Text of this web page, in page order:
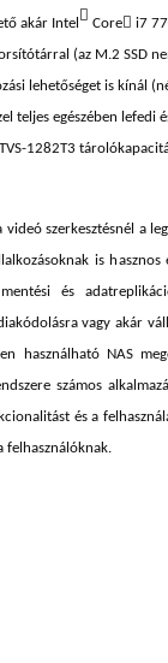
akár Intel  Core i7
(az M.2 SSD
lehetőséget is kínál
teljes egészében lefedi
1282T3
szerkesztésnél a
is hasznos
és
vagy akár
használható NAS
számos
és a
felhasználóknak.